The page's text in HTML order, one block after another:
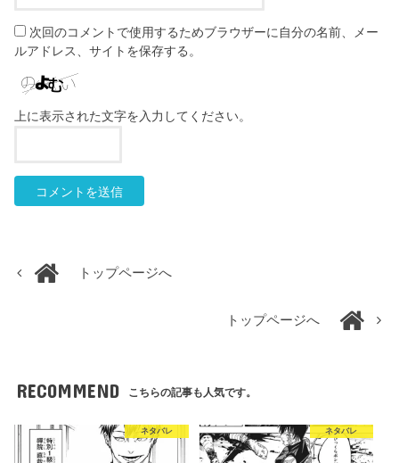
次回のコメントで使用するためブラウザーに自分の名前、メー
ルアドレス、サイトを保存する。
上に表示された文字を入力してください。
トップページへ
トップページへ
RECOMMEND こちらの記事も人気です。
ネタバレ ネタバレ